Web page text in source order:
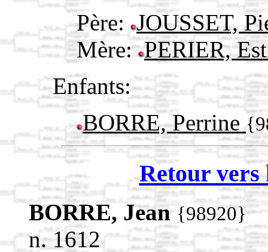
Père: JOUSSET,
Mère: PERIER,
Enfants:
BORRE, Perrine
Retour vers
BORRE, Jean {98920}
n. 1612